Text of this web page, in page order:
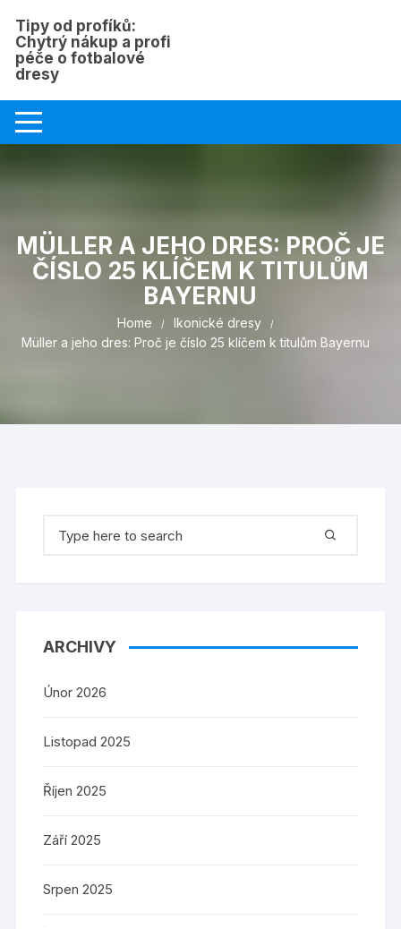
content
Tipy od profíků:
Chytrý nákup a profi
péče o fotbalové
dresy
MÜLLER A JEHO DRES: PROČ JE
ČÍSLO 25 KLÍČEM K TITULŮM
BAYERNU
Home
Ikonické dresy
Müller a jeho dres: Proč je číslo 25 klíčem k titulům Bayernu
for:
ARCHIVY
Únor 2026
Listopad 2025
Říjen 2025
Září 2025
Srpen 2025